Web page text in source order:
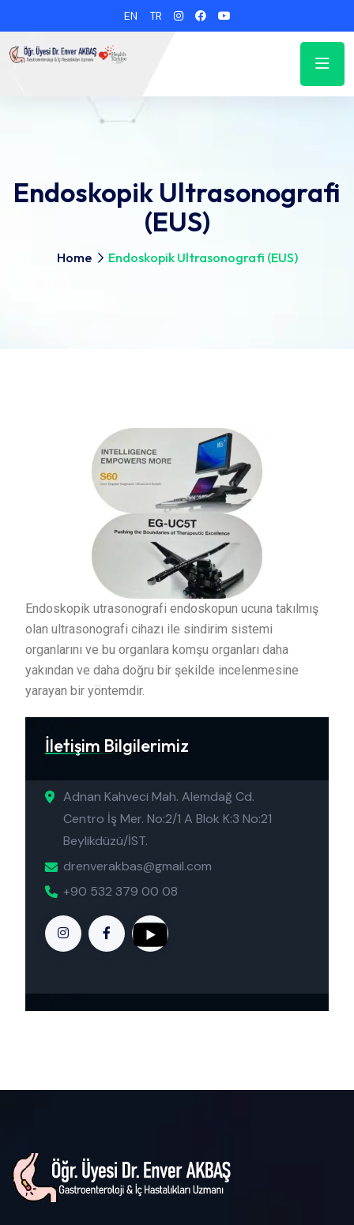
EN TR
Endoskopik Ultrasonografi
(EUS)
Home Endoskopik Ultrasonografi (EUS)
Endoskopik utrasonografi endoskopun ucuna takılmış
olan ultrasonografi cihazı ile sindirim sistemi
organlarını ve bu organlara komşu organları daha
yakından ve daha doğru bir şekilde incelenmesine
yarayan bir yöntemdir.
İletişim Bilgilerimiz
Adnan Kahveci Mah. Alemdağ Cd.
Centro İş Mer. No:2/1 A Blok K:3 No:21
Beylikdüzü/İST.
drenverakbas@gmail.com
+90 532 379 00 08